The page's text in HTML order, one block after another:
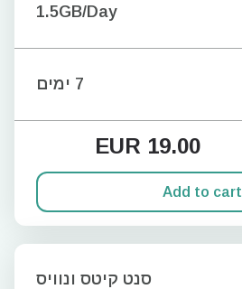
1.5GB/Day
7 ימים
EUR 19.00
Add to cart
סנט קיטס ונוויס